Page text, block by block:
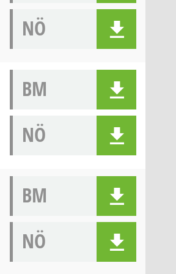
NÖ
BM
NÖ
BM
NÖ